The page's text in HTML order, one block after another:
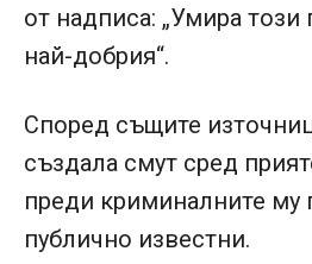
от надписа: „Умира този
най-добрия“.
Според същите
създала смут сред
преди криминалните му
публично известни.